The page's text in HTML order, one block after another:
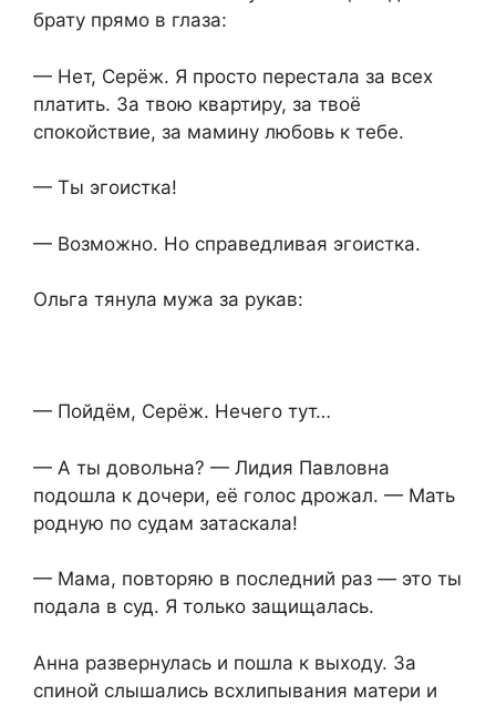
брату прямо в глаза:
— Нет, Серёж. Я просто перестала за всех
платить. За твою квартиру, за твоё
спокойствие, за мамину любовь к тебе.
— Ты эгоистка!
— Возможно. Но справедливая эгоистка.
Ольга тянула мужа за рукав:
— Пойдём, Серёж. Нечего тут…
— А ты довольна? — Лидия Павловна
подошла к дочери, её голос дрожал. — Мать
родную по судам затаскала!
— Мама, повторяю в последний раз — это ты
подала в суд. Я только защищалась.
Анна развернулась и пошла к выходу. За
спиной слышались всхлипывания матери и